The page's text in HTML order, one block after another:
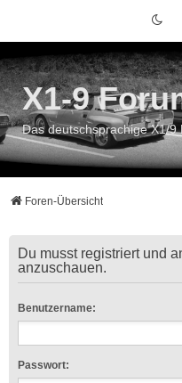
X1-9
Das deutschsprachige X1/9
Foren-Übersicht
Du musst registriert und
anzuschauen.
Benutzername:
Passwort: